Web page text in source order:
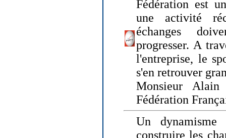
Fédération est
une activité
échanges
progresser. A
l'entreprise, le
s'en retrouver
Monsieur
Fédération
Un dynamisme
construire les